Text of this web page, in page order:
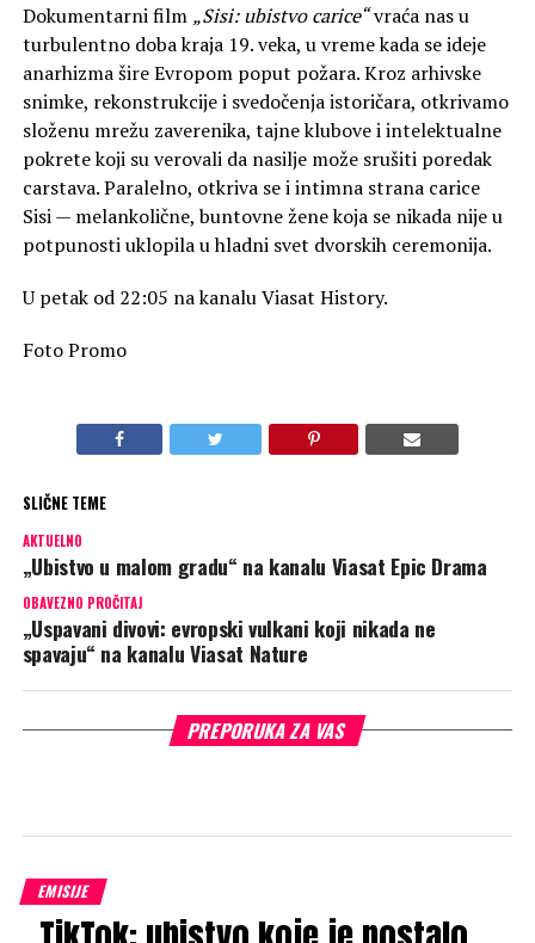
Dokumentarni film „Sisi: ubistvo carice“vraća nas u
turbulentno doba kraja 19. veka, u vreme kada se ideje
anarhizma šire Evropom poput požara. Kroz arhivske
snimke, rekonstrukcije i svedočenja istoričara, otkrivamo
složenu mrežu zaverenika, tajne klubove i intelektualne
pokrete koji su verovali da nasilje može srušiti poredak
carstava. Paralelno, otkriva se i intimna strana carice
Sisi — melankolične, buntovne žene koja se nikada nije u
potpunosti uklopila u hladni svet dvorskih ceremonija.
U petak od 22:05 na kanalu Viasat History.
Foto Promo
SLIČNE TEME
AKTUELNO
„Ubistvo u malom gradu“ na kanalu Viasat Epic Drama
OBAVEZNO PROČITAJ
„Uspavani divovi: evropski vulkani koji nikada ne
spavaju“ na kanalu Viasat Nature
PREPORUKA ZA VAS
EMISIJE